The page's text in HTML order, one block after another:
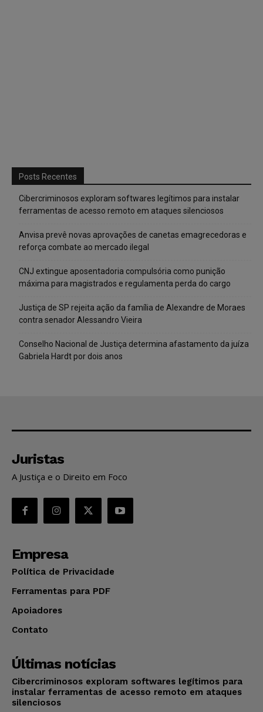
Posts Recentes
Cibercriminosos exploram softwares legítimos para instalar
ferramentas de acesso remoto em ataques silenciosos
Anvisa prevê novas aprovações de canetas emagrecedoras e
reforça combate ao mercado ilegal
CNJ extingue aposentadoria compulsória como punição
máxima para magistrados e regulamenta perda do cargo
Justiça de SP rejeita ação da família de Alexandre de Moraes
contra senador Alessandro Vieira
Conselho Nacional de Justiça determina afastamento da juíza
Gabriela Hardt por dois anos
Juristas
A Justiça e o Direito em Foco
Empresa
Política de Privacidade
Ferramentas para PDF
Apoiadores
Contato
Últimas notícias
Cibercriminosos exploram softwares legítimos para
instalar ferramentas de acesso remoto em ataques
silenciosos